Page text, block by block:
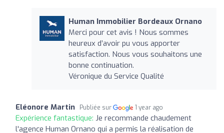
Human Immobilier Bordeaux Ornano
Merci pour cet avis ! Nous sommes
heureux d’avoir pu vous apporter
satisfaction. Nous vous souhaitons une
bonne continuation.
Véronique du Service Qualité
Eléonore Martin Publiée sur 1 year ago
Expérience fantastique: Je recommande chaudement
l'agence Human Ornano qui a permis la réalisation de